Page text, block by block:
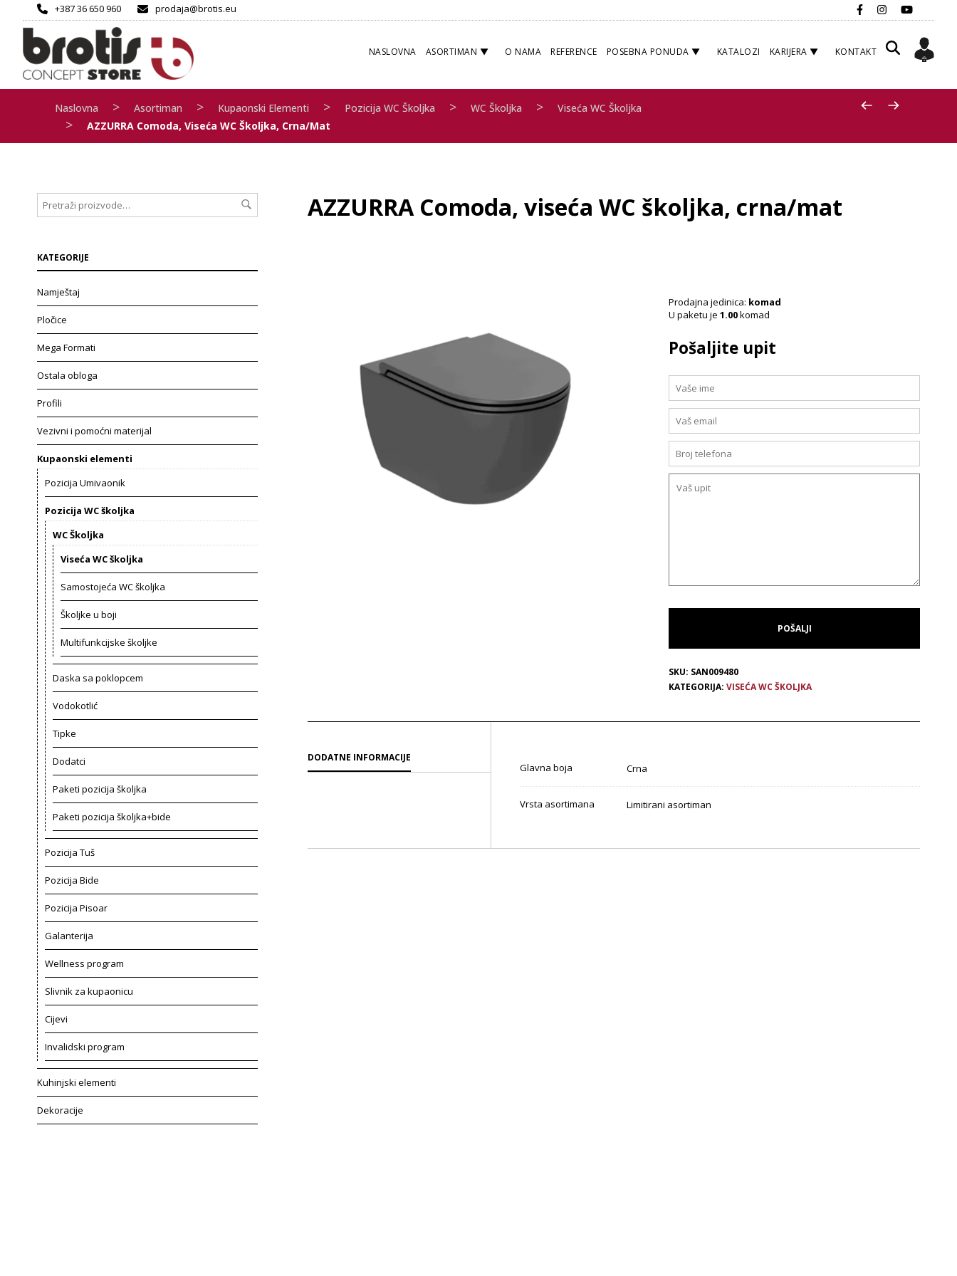
+387 36 650 960 prodaja@brotis.eu
NASLOVNA ASORTIMAN O NAMA REFERENCE POSEBNA PONUDA KATALOZI KARIJERA KONTAKT
Naslovna > Asortiman > Kupaonski Elementi > Pozicija WC Školjka > WC Školjka > Viseća WC Školjka
> AZZURRA Comoda, Viseća WC Školjka, Crna/mat
AZZURRA Comoda, viseća WC školjka, crna/mat
Prodajna jedinica: komad
U paketu je1.00komad
Pošaljite upit
SKU: SAN009480
KATEGORIJA:VISEĆA WC ŠKOLJKA
DODATNE INFORMACIJE
Glavna boja Crna
Vrsta asortimana Limitirani asortiman
KATEGORIJE
Namještaj
Pločice
Mega Formati
Ostala obloga
Profili
Vezivni i pomoćni materijal
Kupaonski elementi
Pozicija Umivaonik
Pozicija WC školjka
WC Školjka
Viseća WC školjka
Samostojeća WC školjka
Školjke u boji
Multifunkcijske školjke
Daska sa poklopcem
Vodokotlić
Tipke
Dodatci
Paketi pozicija školjka
Paketi pozicija školjka+bide
Pozicija Tuš
Pozicija Bide
Pozicija Pisoar
Galanterija
Wellness program
Slivnik za kupaonicu
Cijevi
Invalidski program
Kuhinjski elementi
Dekoracije